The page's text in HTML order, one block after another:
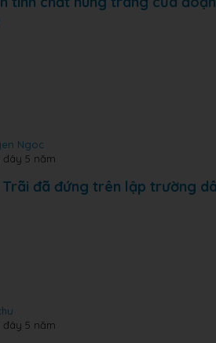
Ngoc
đây 5 năm
Trãi đã đứng trên lập trường
đây 5 năm